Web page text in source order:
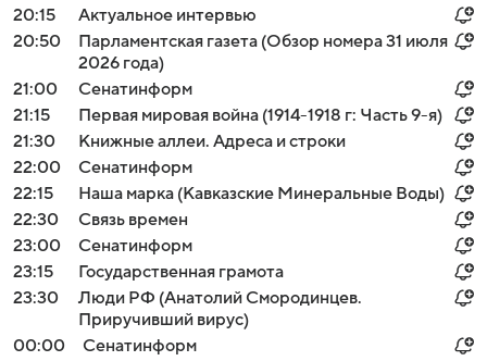
20:15
Актуальное интервью
20:50
Парламентская газета (Обзор номера 31 июля
2026 года)
21:00
Сенатинформ
21:15
Первая мировая война (1914-1918 г: Часть 9-я)
21:30
Книжные аллеи. Адреса и строки
22:00
Сенатинформ
22:15
Наша марка (Кавказские Минеральные Воды)
22:30
Связь времен
23:00
Сенатинформ
23:15
Государственная грамота
23:30
Люди РФ (Анатолий Смородинцев.
Приручивший вирус)
00:00
Сенатинформ